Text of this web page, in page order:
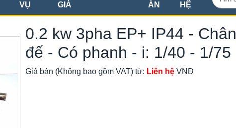
VỤ
GIÁ
ÁN
HỆ
0.2 kw 3pha EP+ IP44 - Chân
đế - Có phanh - i: 1/40 - 1/75
Giá bán (Không bao gồm VAT) từ: Liên hệ VNĐ